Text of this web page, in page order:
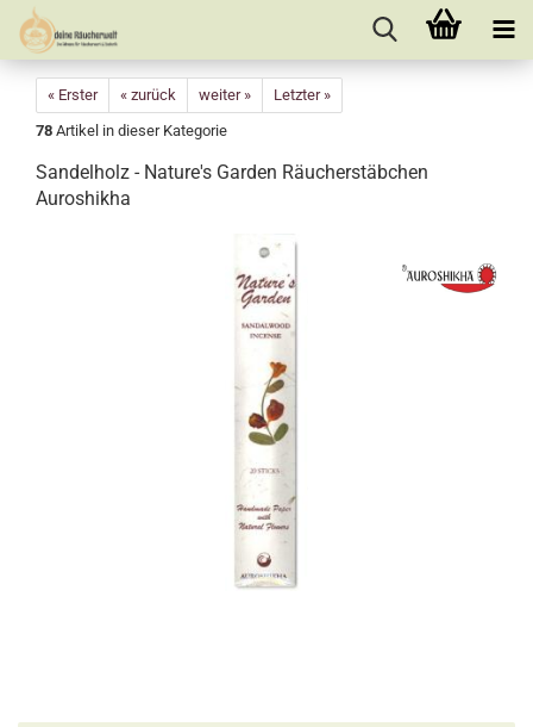
« Erster « zurück weiter »
Letzter »
78 Artikel in dieser Kategorie
Sandelholz - Nature's Garden Räucherstäbchen
Auroshikha